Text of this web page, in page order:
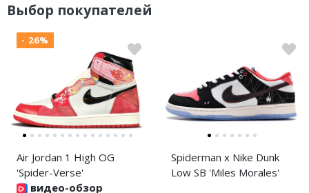
Выбор покупателей
- 26%
Air Jordan 1 High OG
'Spider-Verse'
видео-обзор
Spiderman x Nike Dunk
Low SB 'Miles Morales'